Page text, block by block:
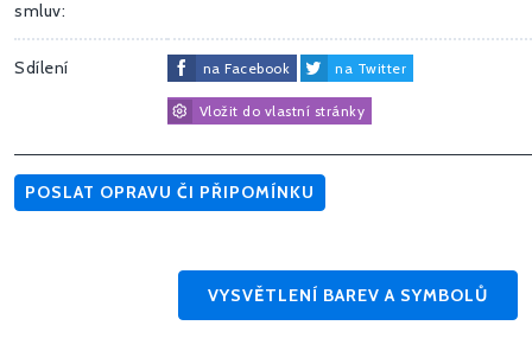
smluv:
Sdílení na Facebook na Twitter
Vložit do vlastní stránky
POSLAT OPRAVU ČI PŘIPOMÍNKU
VYSVĚTLENÍ BAREV A SYMBOLŮ